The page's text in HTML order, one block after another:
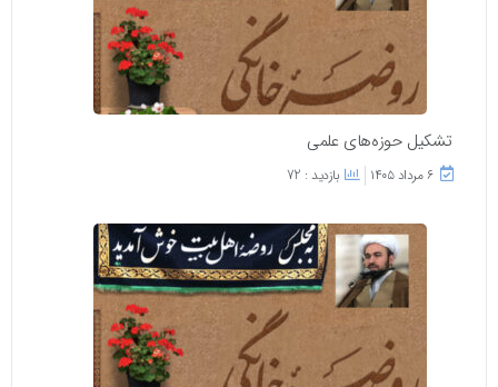
تشکیل حوزه‌های علمی
۶ مرداد ۱۴۰۵ بازدید : 72